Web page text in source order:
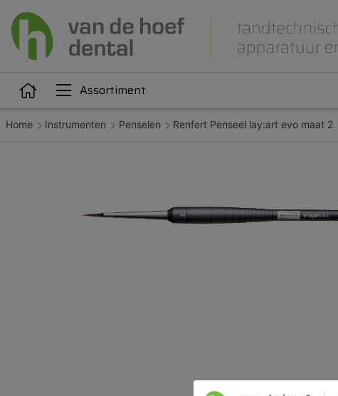
Assortiment
Articulatie Attachments
Home Instrumenten Penselen Renfert Penseel lay:art evo maat 2